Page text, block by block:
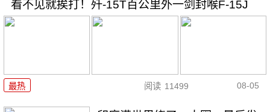
看不见就挨打！歼-15T百公里外一剑封喉F-15J
最热 阅读 11499 08-05